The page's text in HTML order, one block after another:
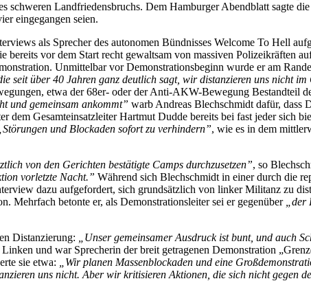
Landfriedensbruchs. Dem Hamburger Abendblatt sagte
eingegangen seien.
als Sprecher des autonomen Bündnisses Welcome To Hell
vor dem Start recht gewaltsam von massiven Polizeikräften
Unmittelbar vor Demonstrationsbeginn wurde er am
seit über 40 Jahren ganz deutlich sagt, wir distanzieren uns nicht
etwa der 68er- oder der Anti-AKW-Bewegung Bestandteil
und gemeinsam ankommt” warb Andreas Blechschmidt dafür, dass
Gesamteinsatzleiter Hartmut Dudde bereits bei fast jeder sich
„Störungen und Blockaden sofort zu verhindern”, wie es in dem
von den Gerichten bestätigte Camps durchzusetzen”, so
vorletzte Nacht.” Während sich Blechschmidt in einer durch die
dazu aufgefordert, sich grundsätzlich von linker Militanz zu
Mehrfach betonte er, als Demonstrationsleiter sei er gegenüber
Distanzierung:
„Unser gemeinsamer Ausdruck ist bunt, und auch
und war Sprecherin der breit getragenen Demonstration
sie etwa:
„Wir planen Massenblockaden und eine
uns nicht. Aber wir kritisieren Aktionen, die sich nicht gegen